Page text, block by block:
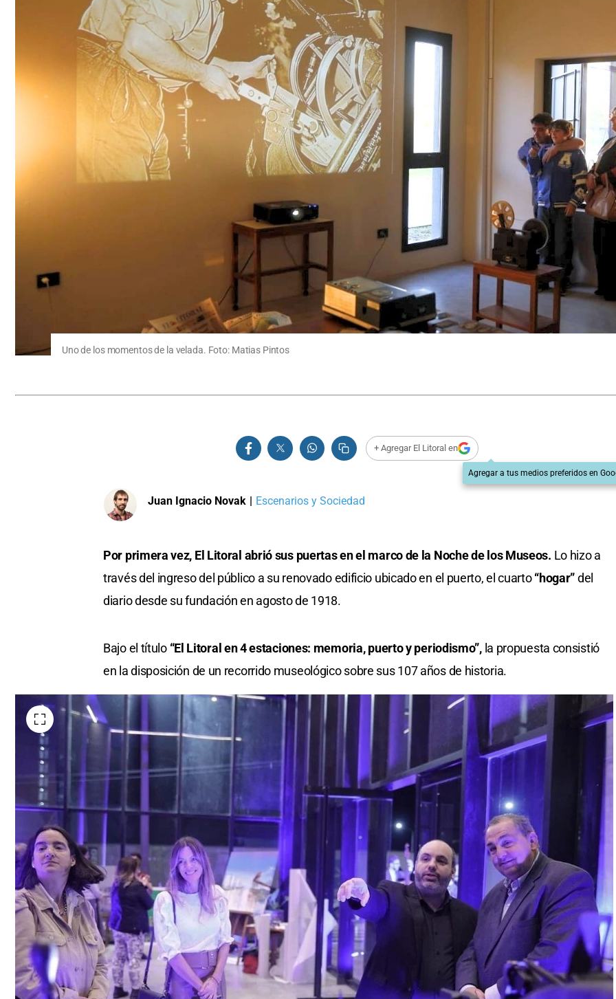
Uno de los momentos de la velada. Foto: Matias Pintos
+ Agregar El Litoral en
Agregar a tus medios preferidos en
Juan Ignacio Novak | Escenarios y Sociedad
Por primera vez, El Litoral abrió sus puertas en el marco de la Noche de los Museos. Lo hizo a
través del ingreso del público a su renovado edificio ubicado en el puerto, el cuarto“hogar”del
diario desde su fundación en agosto de 1918.
Bajo el título “El Litoral en 4 estaciones: memoria, puerto y periodismo”,la propuesta consistió
en la disposición de un recorrido museológico sobre sus 107 años de historia.